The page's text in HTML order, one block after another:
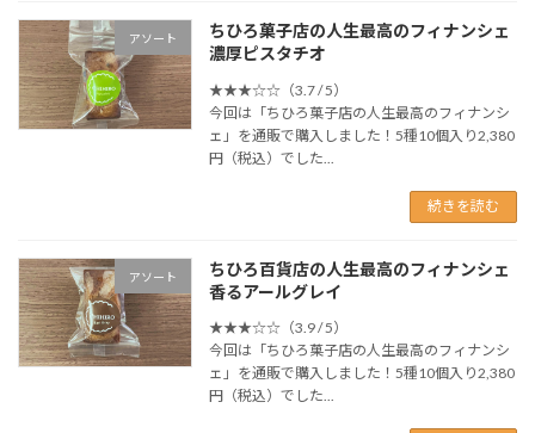
アソート
ちひろ菓子店の人生最高のフィナンシェ
濃厚ピスタチオ
★★★☆☆（3.7 / 5）
今回は「ちひろ菓子店の人生最高のフィナンシ
ェ」を通販で購入しました！5種10個入り2,380
円（税込）でした...
続きを読む
アソート
ちひろ百貨店の人生最高のフィナンシェ
香るアールグレイ
★★★☆☆（3.9 / 5）
今回は「ちひろ菓子店の人生最高のフィナンシ
ェ」を通販で購入しました！5種10個入り2,380
円（税込）でした...